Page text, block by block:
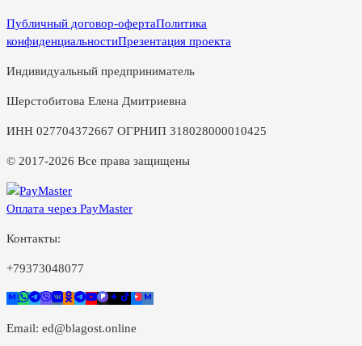
Публичный договор-офертаПолитика
конфиденциальностиПрезентация проекта
Индивидуальный предприниматель
Шерстобитова Елена Дмитриевна
ИНН 027704372667 ОГРНИП 318028000010425
© 2017-2026 Все права защищены
Оплата через PayMaster
Контакты:
+79373048077
Email: ed@blagost.online